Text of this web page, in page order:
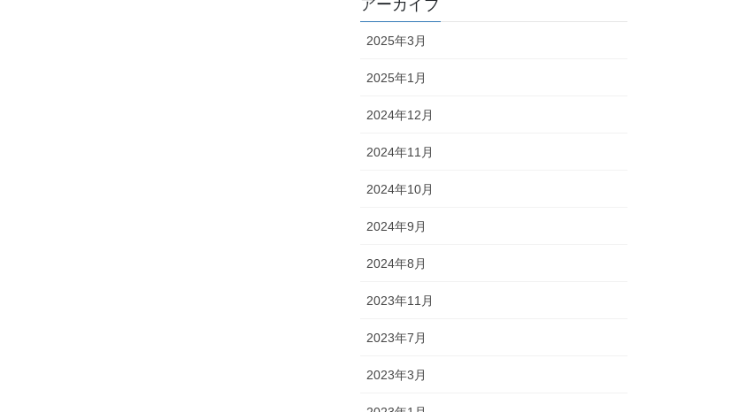
アーカイブ
2025年3月
2025年1月
2024年12月
2024年11月
2024年10月
2024年9月
2024年8月
2023年11月
2023年7月
2023年3月